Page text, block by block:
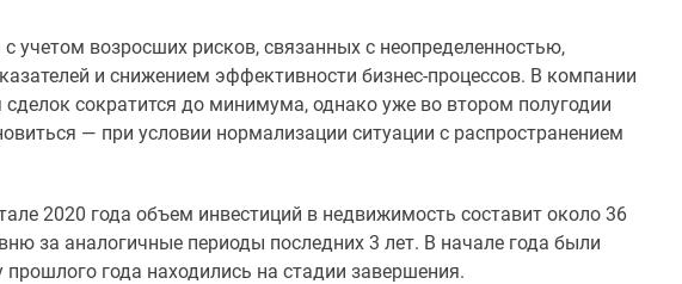
учетом возросших рисков, связанных с неопределенностью,
и снижением эффективности бизнес-процессов. В компании
сделок сократится до минимума, однако уже во втором полугодии
— при условии нормализации ситуации с распространением
2020 года объем инвестиций в недвижимость составит около 36
за аналогичные периоды последних 3 лет. В начале года были
года находились на стадии завершения.